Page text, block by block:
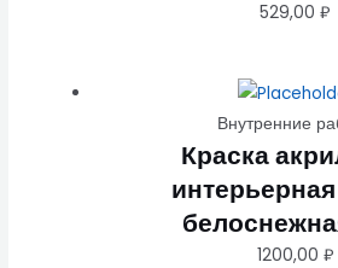
529,00₽
Внутренние
Краска
1200,00 ₽